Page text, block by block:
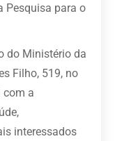
Pesquisa para o
do Ministério da
Filho, 519, no
com a
interessados